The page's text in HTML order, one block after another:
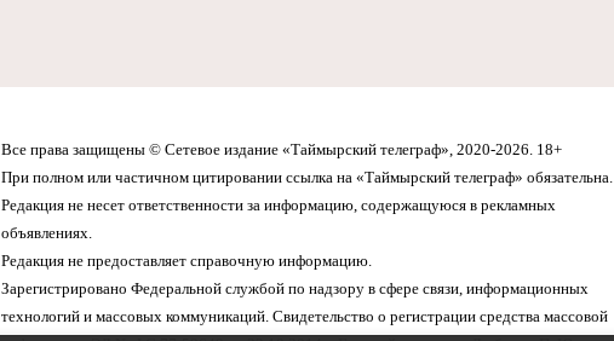
Все права защищены © Сетевое издание «Таймырский телеграф», 2020-2026. 18+
При полном или частичном цитировании ссылка на «Таймырский телеграф» обязательна.
Редакция не несет ответственности за информацию, содержащуюся в рекламных
объявлениях.
Редакция не предоставляет справочную информацию.
Зарегистрировано Федеральной службой по надзору в сфере связи, информационных
технологий и массовых коммуникаций. Свидетельство о регистрации средства массовой